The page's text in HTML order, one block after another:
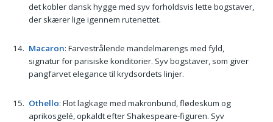
det kobler dansk hygge med syv forholdsvis lette bogstaver,
der skærer lige igennem rutenettet.
Macaron: Farvestrålende mandelmarengs med fyld,
signatur for parisiske konditorier. Syv bogstaver, som giver
pangfarvet elegance til krydsordets linjer.
Othello: Flot lagkage med makronbund, flødeskum og
aprikosgelé, opkaldt efter Shakespeare-figuren. Syv